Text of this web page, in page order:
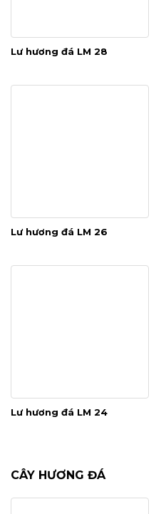
Lư hương đá LM 28
Lư hương đá LM 26
Lư hương đá LM 24
CÂY HƯƠNG ĐÁ